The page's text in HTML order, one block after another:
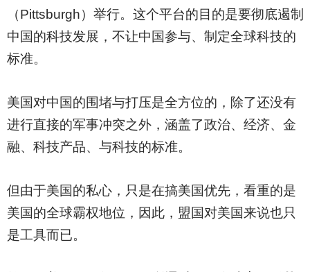
（Pittsburgh）举行。这个平台的目的是要彻底遏制
中国的科技发展，不让中国参与、制定全球科技的
标准。
美国对中国的围堵与打压是全方位的，除了还没有
进行直接的军事冲突之外，涵盖了政治、经济、金
融、科技产品、与科技的标准。
但由于美国的私心，只是在搞美国优先，看重的是
美国的全球霸权地位，因此，盟国对美国来说也只
是工具而已。